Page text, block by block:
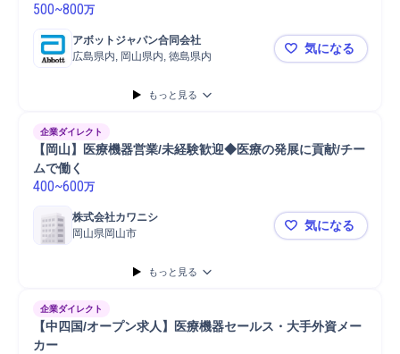
500~800万
アボットジャパン合同会社
広島県内, 岡山県内, 徳島県内
【中四国エ
気になる
もっと見る
企業ダイレクト
【岡山】医療機器営業/未経験歓迎◆医療の発展に貢献/チー
ムで働く
400~600万
株式会社カワニシ
岡山県岡山市
【岡山】医
気になる
もっと見る
企業ダイレクト
【中四国/オープン求人】医療機器セールス・大手外資メー
カー